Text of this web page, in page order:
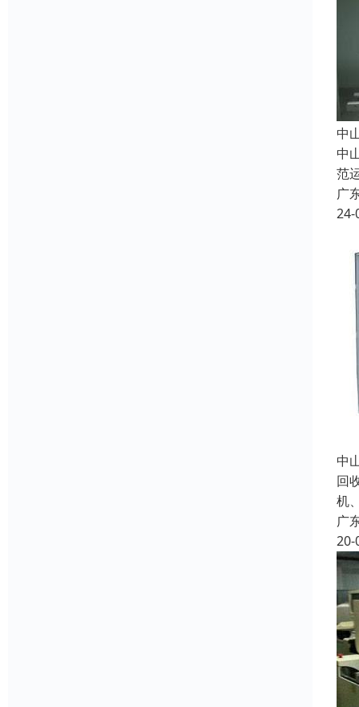
中
中
范
广
24-
中
回
机
广
20-